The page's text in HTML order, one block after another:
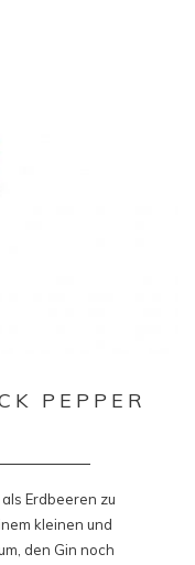
PEPPER
Erdbeeren zu
kleinen und
den Gin noch